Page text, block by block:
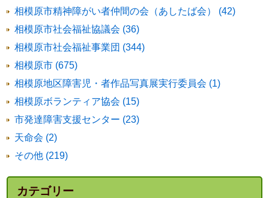
相模原市精神障がい者仲間の会（あしたば会） (42)
相模原市社会福祉協議会 (36)
相模原市社会福祉事業団 (344)
相模原市 (675)
相模原地区障害児・者作品写真展実行委員会 (1)
相模原ボランティア協会 (15)
市発達障害支援センター (23)
天命会 (2)
その他 (219)
カテゴリー